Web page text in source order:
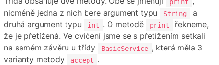
nicméně jedna z nich bere argument typu
String
a
druhá argument typu
int . O metodě print
řekneme,
že je přetížená. Ve cvičení jsme se s přetížením setkali
na samém závěru u třídy
BasicService , která měla 3
varianty metody
accept .